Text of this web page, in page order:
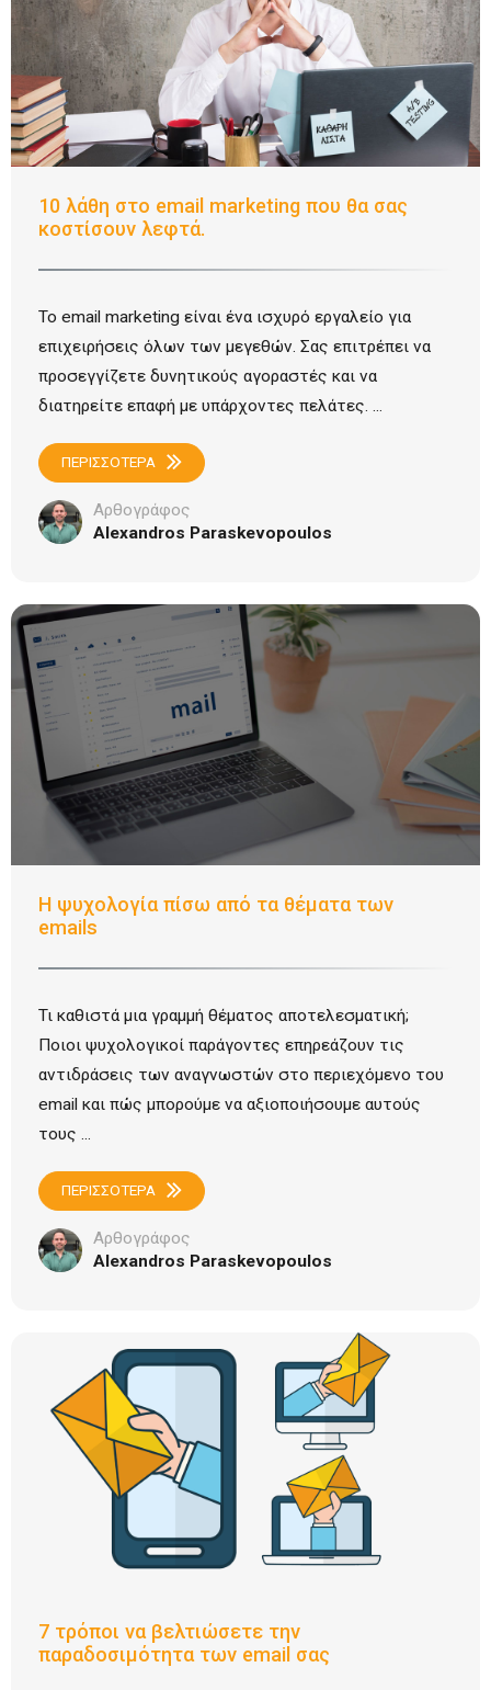
10 λάθη στο email marketing που θα σας
κοστίσουν λεφτά.
Το email marketing είναι ένα ισχυρό εργαλείο για
επιχειρήσεις όλων των μεγεθών. Σας επιτρέπει να
προσεγγίζετε δυνητικούς αγοραστές και να
διατηρείτε επαφή με υπάρχοντες πελάτες. ...
ΠΕΡΙΣΣΟΤΕΡΑ
Αρθογράφος
Alexandros Paraskevopoulos
Η ψυχολογία πίσω από τα θέματα των
emails
Τι καθιστά μια γραμμή θέματος αποτελεσματική;
Ποιοι ψυχολογικοί παράγοντες επηρεάζουν τις
αντιδράσεις των αναγνωστών στο περιεχόμενο του
email και πώς μπορούμε να αξιοποιήσουμε αυτούς
τους ...
ΠΕΡΙΣΣΟΤΕΡΑ
Αρθογράφος
Alexandros Paraskevopoulos
7 τρόποι να βελτιώσετε την
παραδοσιμότητα των email σας